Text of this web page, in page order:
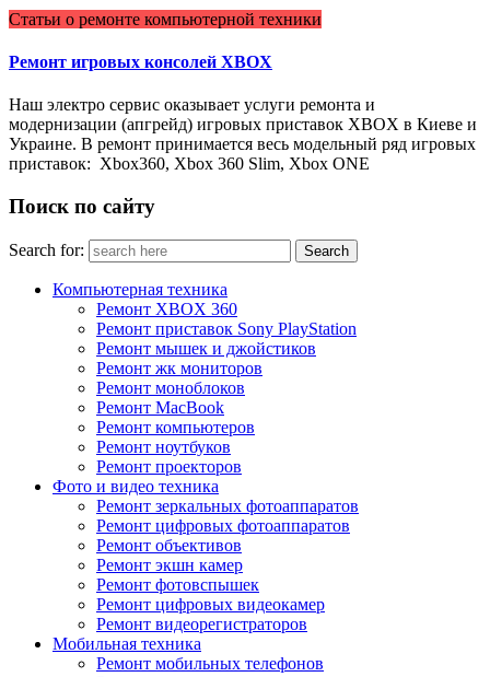
Статьи о ремонте компьютерной техники
Ремонт игровых консолей XBOX
Наш электро сервис оказывает услуги ремонта и
модернизации (апгрейд) игровых приставок XBOX в Киеве и
Украине. В ремонт принимается весь модельный ряд игровых
приставок: Xbox360, Xbox 360 Slim, Xbox ONE
Поиск по сайту
Search for:
Компьютерная техника
Ремонт XBOX 360
Ремонт приставок Sony PlayStation
Ремонт мышек и джойстиков
Ремонт жк мониторов
Ремонт моноблоков
Ремонт MacBook
Ремонт компьютеров
Ремонт ноутбуков
Ремонт проекторов
Фото и видео техника
Ремонт зеркальных фотоаппаратов
Ремонт цифровых фотоаппаратов
Ремонт объективов
Ремонт экшн камер
Ремонт фотовспышек
Ремонт цифровых видеокамер
Ремонт видеорегистраторов
Мобильная техника
Ремонт мобильных телефонов